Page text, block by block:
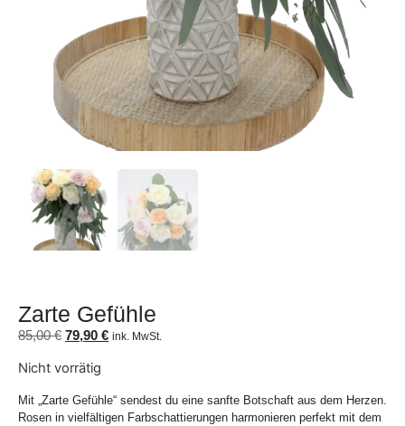
Zarte Gefühle
85,00€ 79,90 € ink. MwSt.
Nicht vorrätig
Mit „Zarte Gefühle“ sendest du eine sanfte Botschaft aus dem Herzen.
Rosen in vielfältigen Farbschattierungen harmonieren perfekt mit dem